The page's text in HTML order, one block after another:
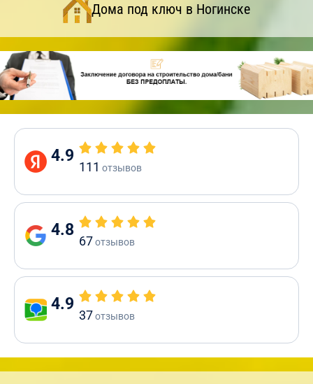
Дома под ключ в Ногинске
4.9
111 отзывов
4.8
67отзывов
4.9
37отзывов